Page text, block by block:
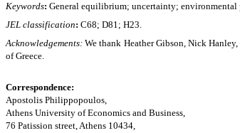
Keywords: General equilibrium; uncertainty; environmental
JEL classification: C68; D81; H23.
Acknowledgements: We thank Heather Gibson, Nick
of Greece.
Correspondence:
Apostolis Philippopoulos,
Athens University of Economics and Business,
76 Patission street, Athens 10434,